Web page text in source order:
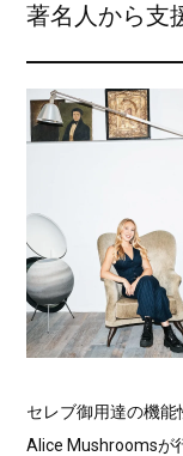
著名人から支
セレブ御用達の機
Alice Mushroomsが